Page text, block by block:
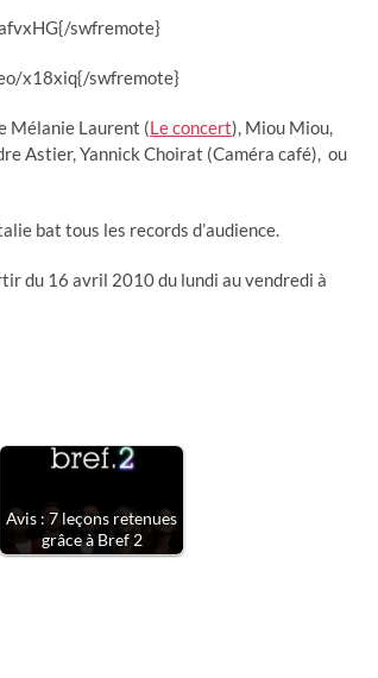
swfremote}
x18xiq{/swfremote}
Mélanie Laurent (Le concert), Miou Miou,
Astier, Yannick Choirat (Caméra café), ou
bat tous les records d’audience.
du 16 avril 2010 du lundi au vendredi à
Avis : 7 leçons retenues
grâce à Bref 2